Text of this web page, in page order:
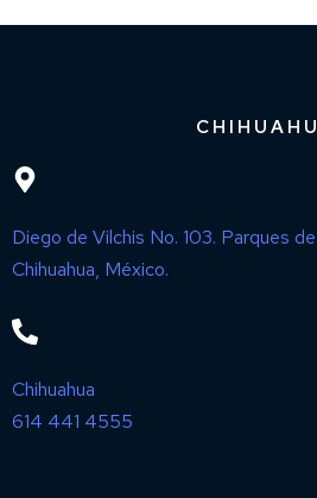
Diego de Vilchis No. 103. Parques
Chihuahua, México.
Chihuahua
614 441 4555